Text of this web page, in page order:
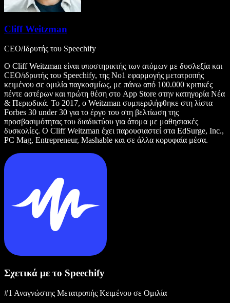
Cliff Weitzman
CEO/Ιδρυτής του Speechify
Ο Cliff Weitzman είναι υποστηρικτής των ατόμων με δυσλεξία και
CEO/ιδρυτής του Speechify, της Νο1 εφαρμογής μετατροπής
κειμένου σε ομιλία παγκοσμίως, με πάνω από 100.000 κριτικές
πέντε αστέρων και πρώτη θέση στο App Store στην κατηγορία Νέα
& Περιοδικά. Το 2017, ο Weitzman συμπεριλήφθηκε στη λίστα
Forbes 30 under 30 για το έργο του στη βελτίωση της
προσβασιμότητας του διαδικτύου για άτομα με μαθησιακές
δυσκολίες. Ο Cliff Weitzman έχει παρουσιαστεί στα EdSurge, Inc.,
PC Mag, Entrepreneur, Mashable και σε άλλα κορυφαία μέσα.
Σχετικά με το Speechify
#1 Αναγνώστης Μετατροπής Κειμένου σε Ομιλία